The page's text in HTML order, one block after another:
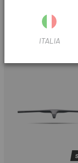
MANILLAR GEMINI
PERFORMANCE
ITALIA